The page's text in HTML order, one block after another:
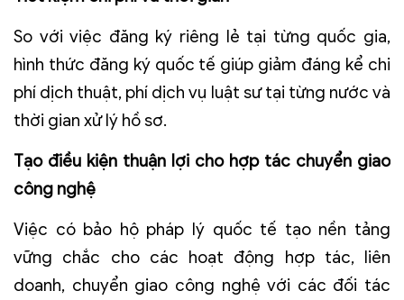
So với việc đăng ký riêng lẻ tại từng quốc gia,
hình thức đăng ký quốc tế giúp giảm đáng kể chi
phí dịch thuật, phí dịch vụ luật sư tại từng nước và
thời gian xử lý hồ sơ.
Tạo điều kiện thuận lợi cho hợp tác chuyển giao
công nghệ
Việc có bảo hộ pháp lý quốc tế tạo nền tảng
vững chắc cho các hoạt động hợp tác, liên
doanh, chuyển giao công nghệ với các đối tác